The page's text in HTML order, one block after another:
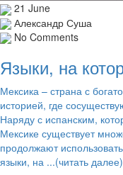
21 June
Александр Суша
No Comments
Языки, на
Мексика – страна с
историей, где
Наряду с испанским,
Мексике существует
продолжают
языки, на ...(читать далее)